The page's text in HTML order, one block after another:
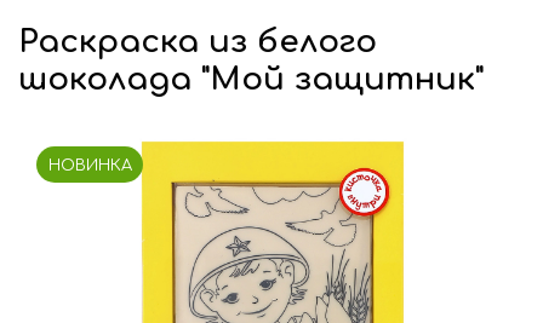
НАШ БЛОГ
ЭТО ИНТЕРЕСНО
О КОМПАНИИ
Раскраска из белого
шоколада "Мой защитник"
НОВИНКА